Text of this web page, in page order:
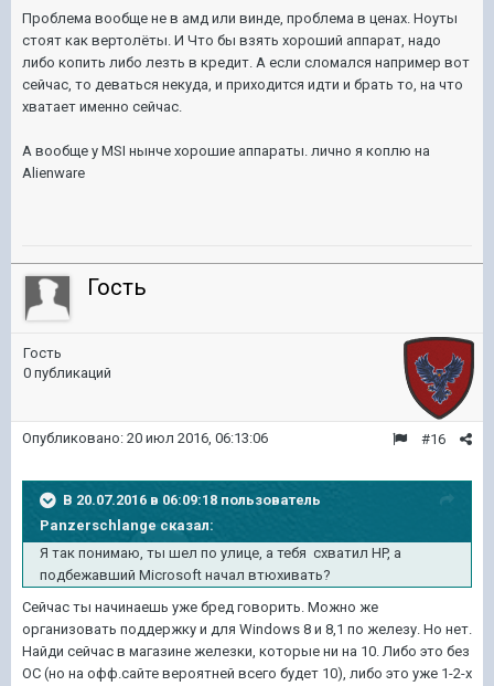
Проблема вообще не в амд или винде, проблема в ценах. Ноуты
стоят как вертолёты. И Что бы взять хороший аппарат, надо
либо копить либо лезть в кредит. А если сломался например вот
сейчас, то деваться некуда, и приходится идти и брать то, на что
хватает именно сейчас.
А вообще у MSI нынче хорошие аппараты. лично я коплю на
Alienware
Гость
Гость
0 публикаций
#16
Опубликовано: 20 июл 2016, 06:13:06
В 20.07.2016 в 06:09:18 пользователь
Panzerschlange сказал:
Я так понимаю, ты шел по улице, а тебя схватил HP, а
подбежавший Microsoft начал втюхивать?
Сейчас ты начинаешь уже бред говорить. Можно же
организовать поддержку и для Windows 8 и 8,1 по железу. Но нет.
Найди сейчас в магазине железки, которые ни на 10. Либо это без
ОС (но на офф.сайте вероятней всего будет 10), либо это уже 1-2-х